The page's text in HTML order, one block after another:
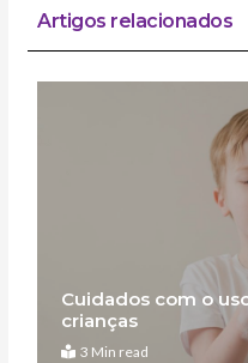
Artigos relacionados
Cuidados com o
crianças
3 Min read